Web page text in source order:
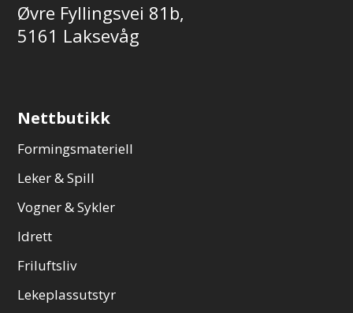
Øvre Fyllingsvei 81b,
5161 Laksevåg
Nettbutikk
Formingsmateriell
Leker & Spill
Vogner & Sykler
Idrett
Friluftsliv
Lekeplassutstyr